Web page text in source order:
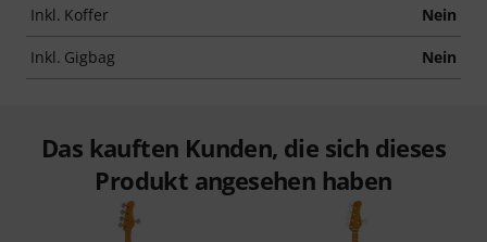
Inkl. Koffer Nein
Inkl. Gigbag Nein
Das kauften Kunden, die sich dieses
Produkt angesehen haben